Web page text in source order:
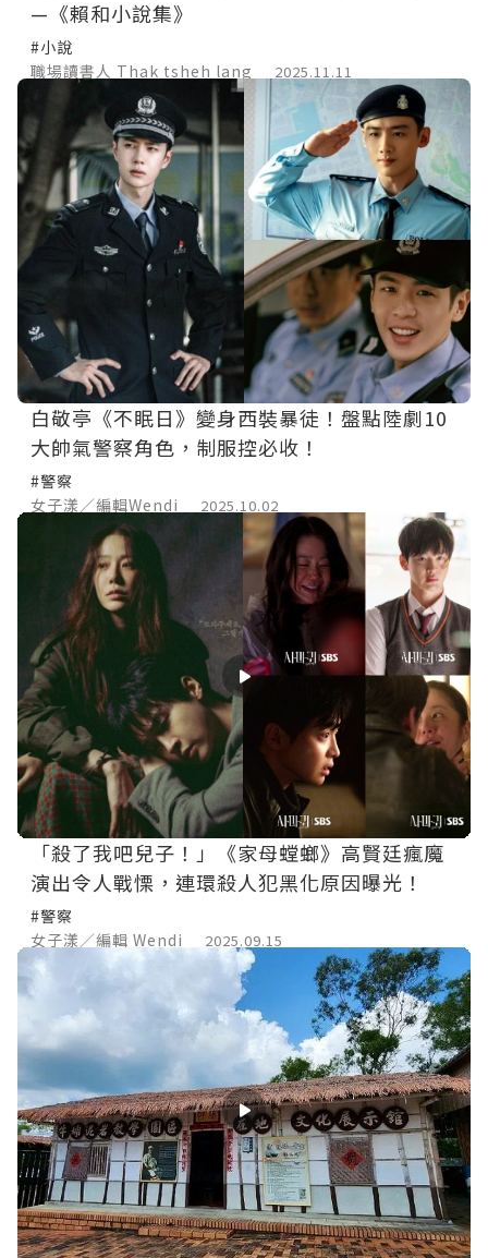
—《賴和小說集》
#小說
職場讀書人 Thak tsheh lang
2025.11.11
白敬亭《不眠日》變身西裝暴徒！盤點陸劇10
大帥氣警察角色，制服控必收！
#警察
女子漾／編輯Wendi
2025.10.02
「殺了我吧兒子！」《家母螳螂》高賢廷瘋魔
演出令人戰慄，連環殺人犯黑化原因曝光！
#警察
女子漾／編輯 Wendi
2025.09.15